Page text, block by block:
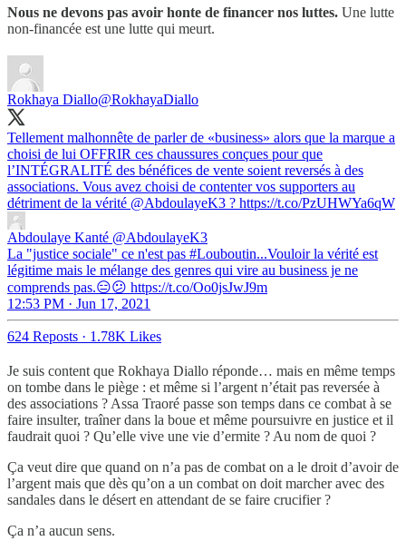
Nous ne devons pas avoir honte de financer nos luttes. Une lutte
non-financée est une lutte qui meurt.
Rokhaya Diallo@RokhayaDiallo
Tellement malhonnête de parler de «business» alors que la marque a
choisi de lui OFFRIR ces chaussures conçues pour que
l’INTÉGRALITÉ des bénéfices de vente soient reversés à des
associations. Vous avez choisi de contenter vos supporters au
détriment de la vérité @AbdoulayeK3 ? https://t.co/PzUHWYa6qW
Abdoulaye Kanté @AbdoulayeK3
La "justice sociale" ce n'est pas #Louboutin...Vouloir la vérité est
légitime mais le mélange des genres qui vire au business je ne
comprends pas.😑😕 https://t.co/Oo0jsJwJ9m
12:53 PM · Jun 17, 2021
624 Reposts · 1.78K Likes
Je suis content que Rokhaya Diallo réponde… mais en même temps
on tombe dans le piège : et même si l’argent n’était pas reversée à
des associations ? Assa Traoré passe son temps dans ce combat à se
faire insulter, traîner dans la boue et même poursuivre en justice et il
faudrait quoi ? Qu’elle vive une vie d’ermite ? Au nom de quoi ?
Ça veut dire que quand on n’a pas de combat on a le droit d’avoir de
l’argent mais que dès qu’on a un combat on doit marcher avec des
sandales dans le désert en attendant de se faire crucifier ?
Ça n’a aucun sens.